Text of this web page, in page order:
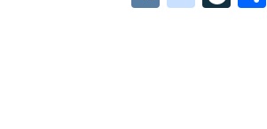
itt ai
d ke at